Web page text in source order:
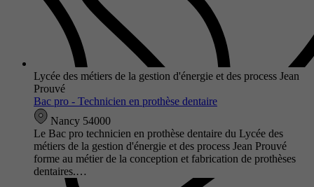
Lycée des métiers de la gestion d'énergie et des process Jean
Prouvé
Bac pro - Technicien en prothèse dentaire
Nancy 54000
Le Bac pro technicien en prothèse dentaire du Lycée des
métiers de la gestion d'énergie et des process Jean Prouvé
forme au métier de la conception et fabrication de prothèses
dentaires.…